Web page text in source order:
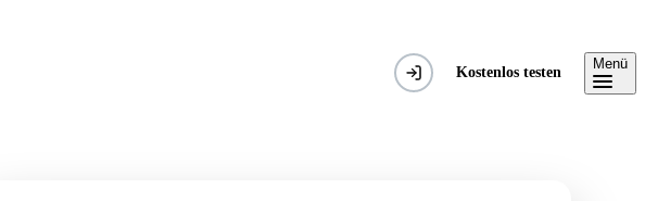
Kostenlos testen
Menü